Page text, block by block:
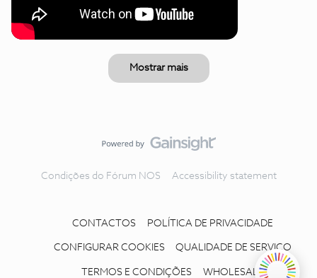
Mostrar mais
Condições do Fórum NOS Accessibility statement
CONTACTOS POLÍTICA DE PRIVACIDADE
CONFIGURAR COOKIES QUALIDADE DE SERVIÇO
TERMOS E CONDIÇÕES WHOLESALE